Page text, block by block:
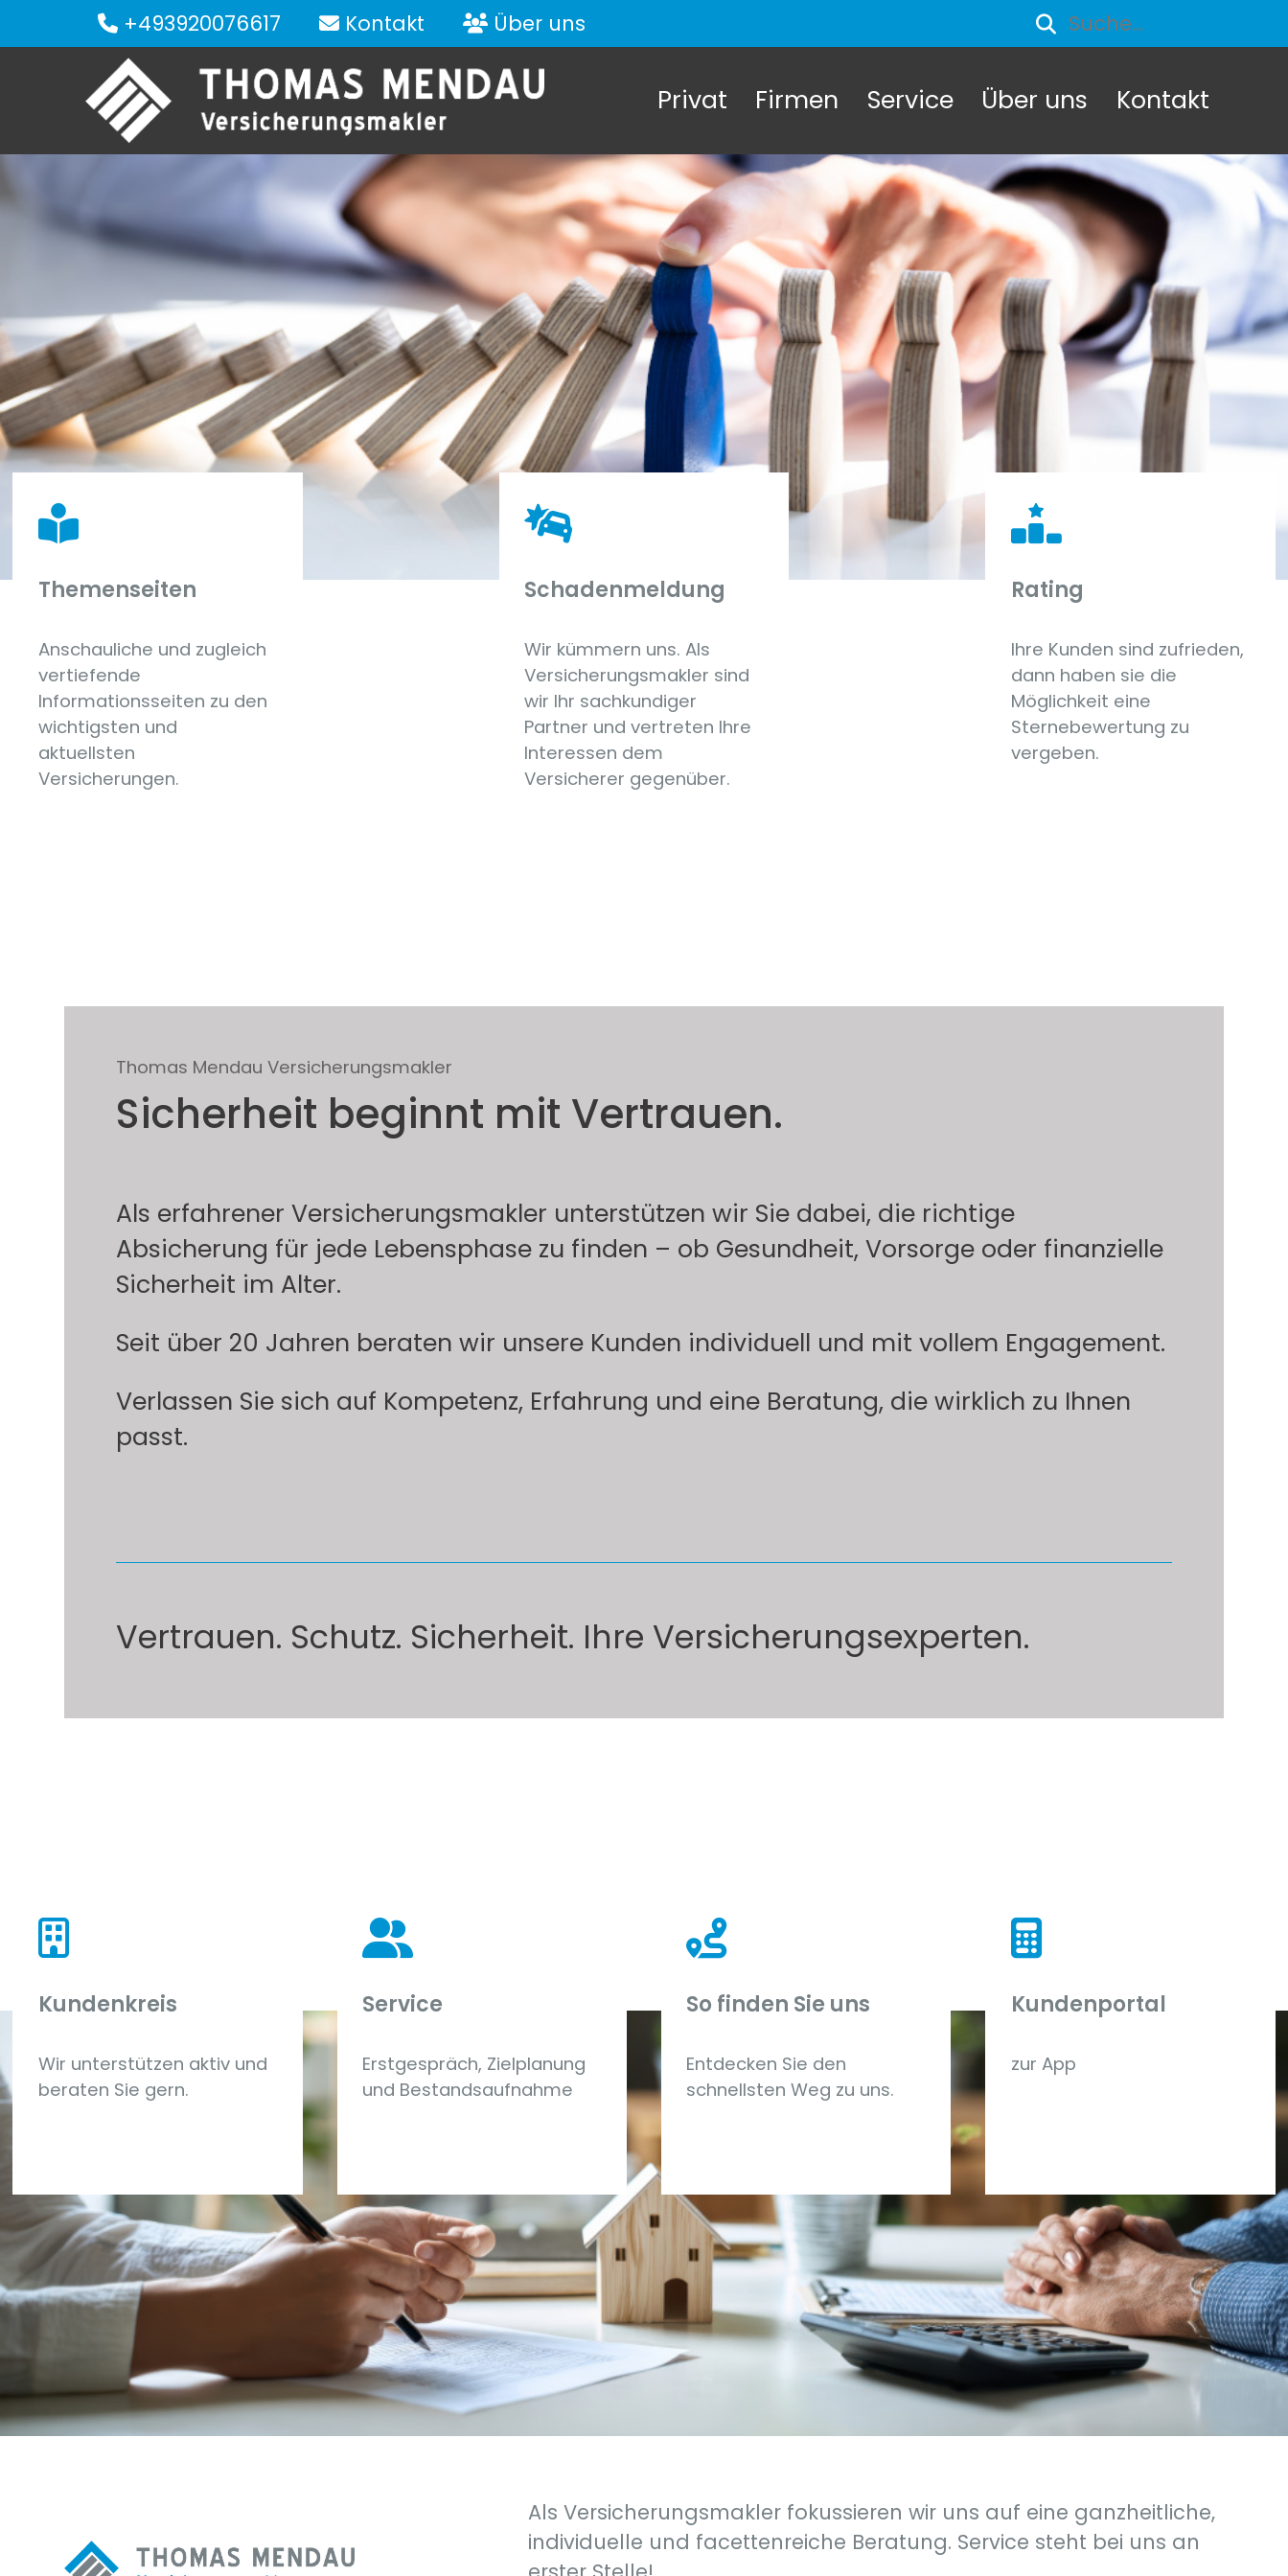
+493920076617 Kontakt Über uns
Privat Firmen Service Über uns Kontakt
Themenseiten
Anschauliche und zugleich
vertiefende
Informationsseiten zu den
wichtigsten und
aktuellsten
Versicherungen.
Schadenmeldung
Wir kümmern uns. Als
Versicherungsmakler sind
wir Ihr sachkundiger
Partner und vertreten Ihre
Interessen dem
Versicherer gegenüber.
Rating
Ihre Kunden sind zufrieden,
dann haben sie die
Möglichkeit eine
Sternebewertung zu
vergeben.
Thomas Mendau Versicherungsmakler
Sicherheit beginnt mit Vertrauen.
Als erfahrener Versicherungsmakler unterstützen wir Sie dabei, die richtige
Absicherung für jede Lebensphase zu finden – ob Gesundheit, Vorsorge oder finanzielle
Sicherheit im Alter.
Seit über 20 Jahren beraten wir unsere Kunden individuell und mit vollem Engagement.
Verlassen Sie sich auf Kompetenz, Erfahrung und eine Beratung, die wirklich zu Ihnen
passt.
Vertrauen. Schutz. Sicherheit. Ihre Versicherungsexperten.
Kundenkreis
Wir unterstützen aktiv und
beraten Sie gern.
Service
Erstgespräch, Zielplanung
und Bestandsaufnahme
So finden Sie uns
Entdecken Sie den
schnellsten Weg zu uns.
Kundenportal
zur App
Als Versicherungsmakler fokussieren wir uns auf eine ganzheitliche,
individuelle und facettenreiche Beratung. Service steht bei uns an